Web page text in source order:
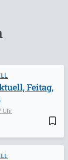
bookmark_border
Feitag,